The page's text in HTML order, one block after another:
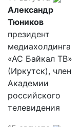
Александр
Тюников
президент
медиахолдинга
«АС Байкал ТВ»
(Иркутск), член
Академии
российского
телевидения